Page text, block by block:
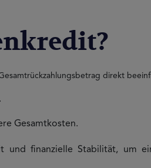
direkt
Gesamtkosten.
und finanzielle Stabilität, um